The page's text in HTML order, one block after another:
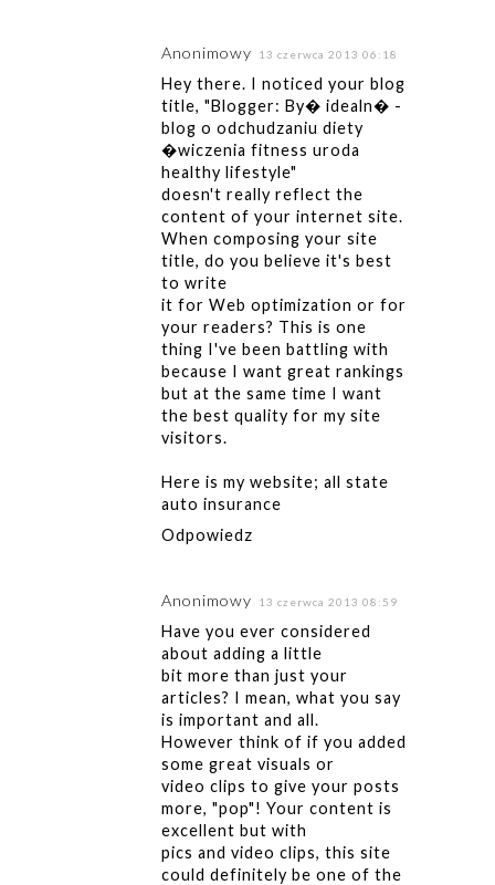
Anonimowy 13 czerwca 2013 06:18
Hey there. I noticed your blog
title, "Blogger: By� idealn� -
blog o odchudzaniu diety
�wiczenia fitness uroda
healthy lifestyle"
doesn't really reflect the
content of your internet site.
When composing your site
title, do you believe it's best
to write
it for Web optimization or for
your readers? This is one
thing I've been battling with
because I want great rankings
but at the same time I want
the best quality for my site
visitors.
Here is my website; all state
auto insurance
Odpowiedz
Anonimowy 13 czerwca 2013 08:59
Have you ever considered
about adding a little
bit more than just your
articles? I mean, what you say
is important and all.
However think of if you added
some great visuals or
video clips to give your posts
more, "pop"! Your content is
excellent but with
pics and video clips, this site
could definitely be one of the